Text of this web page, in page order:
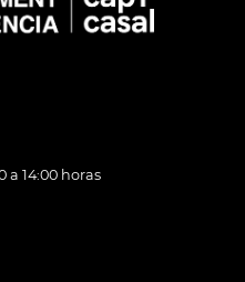
a 14:00 horas